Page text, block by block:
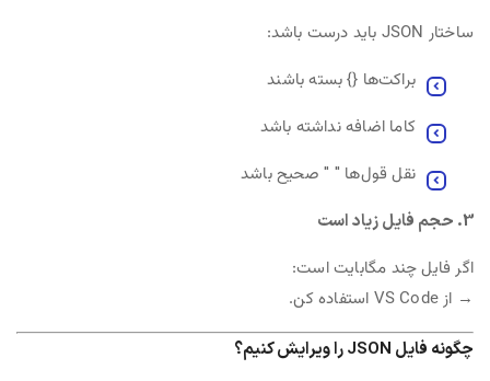
ساختار JSON باید درست باشد:
براکت‌ها {}بسته باشند
کاما اضافه نداشته باشد
نقل قول‌ها " " صحیح باشد
3. حجم فایل زیاد است
اگر فایل چند مگابایت است:
→ از VS Code استفاده کن.
چگونه فایل JSON را ویرایش کنیم؟